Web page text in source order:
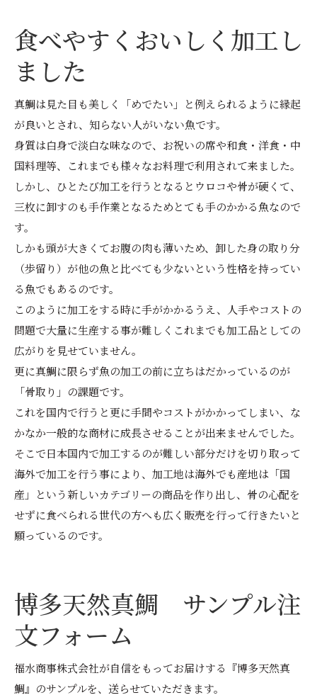
食べやすくおいしく加工し
ました
真鯛は見た目も美しく「めでたい」と例えられるように縁起
が良いとされ、知らない人がいない魚です。
身質は白身で淡白な味なので、お祝いの席や和食・洋食・中
国料理等、これまでも様々なお料理で利用されて来ました。
しかし、ひとたび加工を行うとなるとウロコや骨が硬くて、
三枚に卸すのも手作業となるためとても手のかかる魚なので
す。
しかも頭が大きくてお腹の肉も薄いため、卸した身の取り分
（歩留り）が他の魚と比べても少ないという性格を持ってい
る魚でもあるのです。
このように加工をする時に手がかかるうえ、人手やコストの
問題で大量に生産する事が難しくこれまでも加工品としての
広がりを見せていません。
更に真鯛に限らず魚の加工の前に立ちはだかっているのが
「骨取り」の課題です。
これを国内で行うと更に手間やコストがかかってしまい、な
かなか一般的な商材に成長させることが出来ませんでした。
そこで日本国内で加工するのが難しい部分だけを切り取って
海外で加工を行う事により、加工地は海外でも産地は「国
産」という新しいカテゴリーの商品を作り出し、骨の心配を
せずに食べられる世代の方へも広く販売を行って行きたいと
願っているのです。
博多天然真鯛 サンプル注
文フォーム
福水商事株式会社が自信をもってお届けする『博多天然真
鯛』のサンプルを、送らせていただきます。